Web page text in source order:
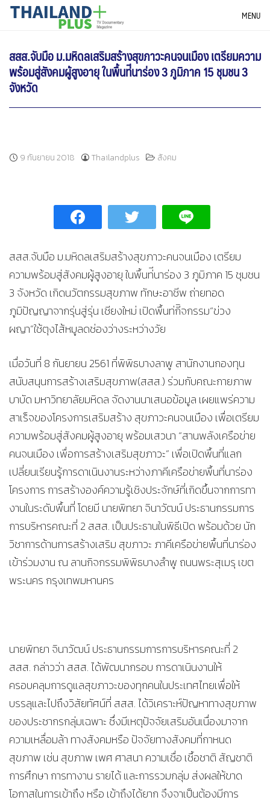
SkipTHAILANDPLUS NEWS MENU
สสส.จับมือ ม.มหิดลเสริมสร้างสุขภาวะคนจนเมือง เตรียมความ
พร้อมสู่สังคมผู้สูงอายุ ในพื้นท่ีนาร่อง 3 ภูมิภาค 15 ชุมชน 3
จังหวัด
9 กันยายน 2018 Thailandplus สังคม
สสส.จับมือ ม.มหิดลเสริมสร้างสุขภาวะคนจนเมือง เตรียม
ความพร้อมสู่สังคมผู้สูงอายุ ในพื้นท่ีนาร่อง 3 ภูมิภาค 15 ชุมชน
3 จังหวัด เกิดนวัตกรรมสุขภาพ ทักษะอาชีพ ถ่ายทอด
ภูมิปัญญาจากรุ่นสู่รุ่น เชียงใหม่ เปิดพื้นท่กีิจกรรม“ข่วง
ผญา”ใช้ตุงไส้หมูลดช่องว่างระหว่างวัย
เมื่อวันที่ 8 กันยายน 2561 ที่พิพิธบางลาพู สานักงานกองทุน
สนับสนุนการสร้างเสริมสุขภาพ(สสส.) ร่วมกับคณะกายภาพ
บาบัด มหาวิทยาลัยมหิดล จัดงานนาเสนอข้อมูล เผยแพร่ความ
สาเร็จของโครงการเสริมสร้าง สุขภาวะคนจนเมือง เพื่อเตรียม
ความพร้อมสู่สังคมผู้สูงอายุ พร้อมเสวนา “สานพลังเครือข่าย
คนจนเมือง เพื่อการสร้างเสริมสุขภาวะ” เพื่อเปิดพื้นที่แลก
เปลี่ยนเรียนรู้การดาเนินงานระหว่างภาคีเครือข่ายพื้นที่นาร่อง
โครงการ การสร้างองค์ความรู้เชิงประจักษ์ที่เกิดขึ้นจากการทา
งานในระดับพื้นที่ โดยมี นายพิทยา จินาวัฒน์ ประธานกรรมการ
การบริหารคณะที่ 2 สสส. เป็นประธานในพิธีเปิด พร้อมด้วย นัก
วิชาการด้านการสร้างเสริม สุขภาวะ ภาคีเครือข่ายพื้นที่นาร่อง
เข้าร่วมงาน ณ ลานกิจกรรมพิพิธบางลำพู ถนนพระสุเมรุ เขต
พระนคร กรุงเทพมหานคร
นายพิทยา จินาวัฒน์ ประธานกรรมการการบริหารคณะที่ 2
สสส. กล่าวว่า สสส. ได้พัฒนากรอบ การดาเนินงานให้
ครอบคลุมการดูแลสุขภาวะของทุกคนในประเทศไทยเพื่อให้
บรรลุและไปถึงวิสัยทัศน์ที่ สสส. ได้วิเคราะห์ปัญหาทางสุขภาพ
ของประชากรกลุ่มเฉพาะ ซึ่งมีเหตุปัจจัยเสริมอันเนื่องมาจาก
ความเหลื่อมล้า ทางสังคมหรือ ปัจจัยทางสังคมที่กาหนด
สุขภาพ เช่น สุขภาพ เพศ ศาสนา ความเชื่อ เชื้อชาติ สัญชาติ
การศึกษา การทางาน รายได้ และการรวมกลุ่ม ส่งผลให้ขาด
โอกาสในการเข้าถึง หรือ เข้าถึงได้ยาก จึงจาเป็นต้องมีการ